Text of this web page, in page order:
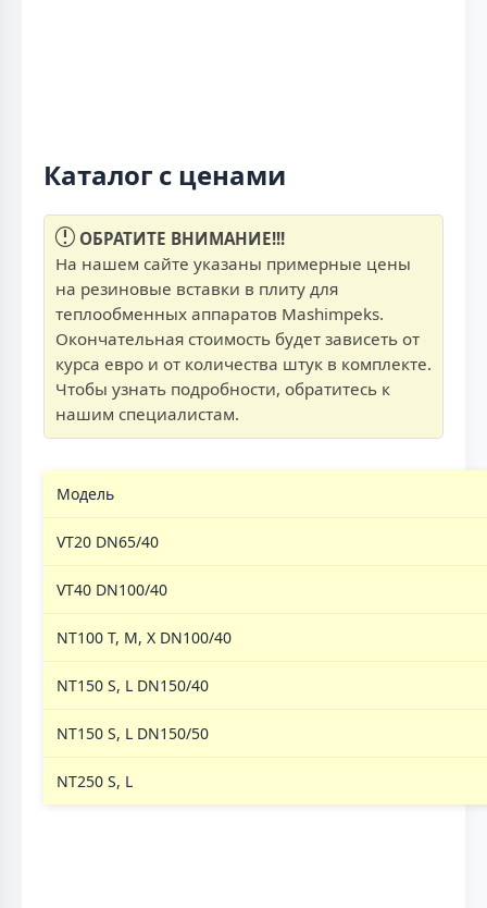
Каталог с ценами
ОБРАТИТЕ ВНИМАНИЕ!!!
На нашем сайте указаны примерные цены
на резиновые вставки в плиту для
теплообменных аппаратов Mashimpeks.
Окончательная стоимость будет зависеть от
курса евро и от количества штук в комплекте.
Чтобы узнать подробности, обратитесь к
нашим специалистам.
Модель
VT20 DN65/40
VT40 DN100/40
NT100 T, M, X DN100/40
NT150 S, L DN150/40
NT150 S, L DN150/50
NT250 S, L